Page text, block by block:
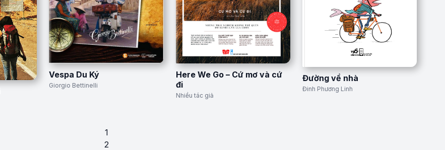
Vespa Du Ký
Giorgio Bettinelli
Here We Go – Cứ mơ và cứ
đi
Nhiều tác giả
Đường về nhà
Đinh Phương Linh
1
2